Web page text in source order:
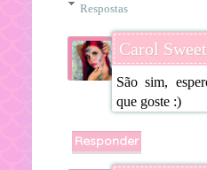
Respostas
Carol Sweet
São sim,
que goste :)
Responder